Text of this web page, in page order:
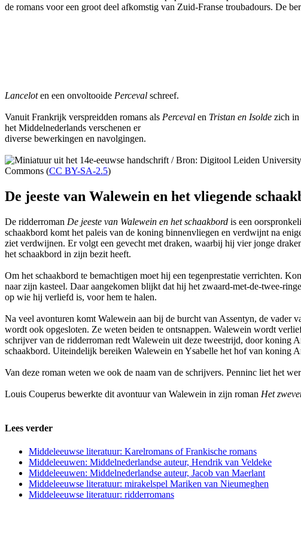
de romans voor een groot deel afkomstig van Zuid-Franse troubadours. De
Lanceloten een onvoltooide Perceval schreef.
Vanuit Frankrijk verspreidden romans als Perceval en Tristan en Isolde zich in
het Middelnederlands verschenen er
diverse bewerkingen en navolgingen.
Commons (CC BY-SA-2.5)
De jeeste van Walewein en het vliegende
De ridderroman De jeeste van Walewein en het schaakbord is een
schaakbord komt het paleis van de koning binnenvliegen en verdwijnt na
ziet verdwijnen. Er volgt een gevecht met draken, waarbij hij vier jonge
het schaakbord in zijn bezit heeft.
Om het schaakbord te bemachtigen moet hij een tegenprestatie verrichten.
naar zijn kasteel. Daar aangekomen blijkt dat hij het zwaard-met-de-twee-
op wie hij verliefd is, voor hem te halen.
Na veel avonturen komt Walewein aan bij de burcht van Assentyn, de vader
wordt ook opgesloten. Ze weten beiden te ontsnappen. Walewein wordt
schrijver van de ridderroman redt Walewein uit deze tweestrijd, door koning
schaakbord. Uiteindelijk bereiken Walewein en Ysabelle het hof van koning
Van deze roman weten we ook de naam van de schrijvers. Penninc liet het
Louis Couperus bewerkte dit avontuur van Walewein in zijn roman Het
Lees verder
Middeleeuwse literatuur: Karelromans of Frankische romans
Middeleeuwen: Middelnederlandse auteur, Hendrik van Veldeke
Middeleeuwen: Middelnederlandse auteur, Jacob van Maerlant
Middeleeuwse literatuur: mirakelspel Mariken van Nieumeghen
Middeleeuwse literatuur: ridderromans